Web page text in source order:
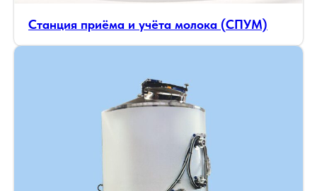
Станция приёма и учёта молока (СПУМ)